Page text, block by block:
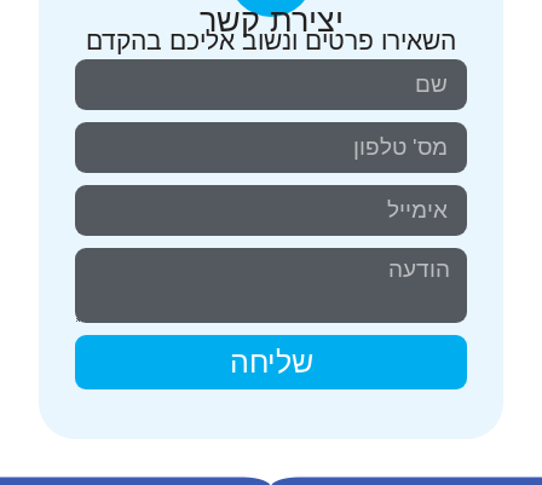
יצירת קשר
השאירו פרטים ונשוב אליכם בהקדם
שליחה